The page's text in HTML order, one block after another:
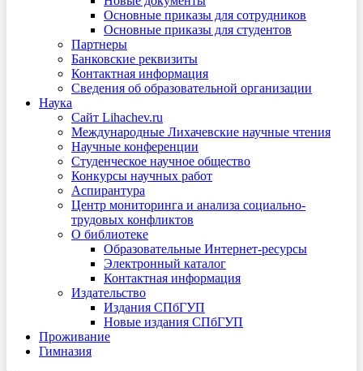
Основные приказы для сотрудников
Основные приказы для студентов
Партнеры
Банковские реквизиты
Контактная информация
Сведения об образовательной организации
Наука
Сайт Lihachev.ru
Международные Лихачевские научные чтения
Научные конференции
Студенческое научное общество
Конкурсы научных работ
Аспирантура
Центр мониторинга и анализа социально-
трудовых конфликтов
О библиотеке
Образовательные Интернет-ресурсы
Электронный каталог
Контактная информация
Издательство
Издания СПбГУП
Новые издания СПбГУП
Проживание
Гимназия